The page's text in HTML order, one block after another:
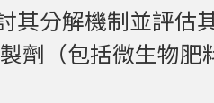
其分解機制並評
劑（包括微生物